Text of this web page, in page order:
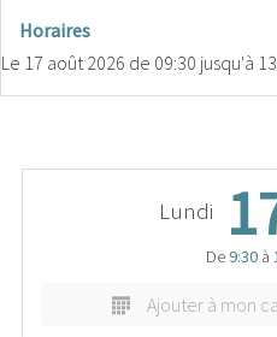
Horaires
Le 17 août 2026 de 09:30 jusqu'à
Lundi
De9:30 à
Ajouter à mon